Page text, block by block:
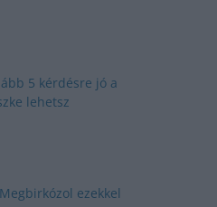
5 kérdésre jó a
lehetsz
ezekkel